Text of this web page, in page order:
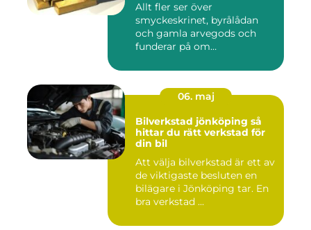
Allt fler ser över
smyckeskrinet, byrålådan
och gamla arvegods och
funderar på om
06. maj
Bilverkstad jönköping så
hittar du rätt verkstad för
din bil
Att välja bilverkstad är ett av
de viktigaste besluten en
bilägare i Jönköping tar. En
bra verkstad ...